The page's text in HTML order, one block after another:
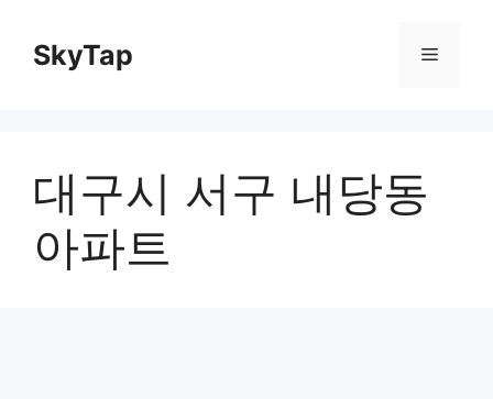
contentSkyTap Menu
대구시 서구 내당동
아파트